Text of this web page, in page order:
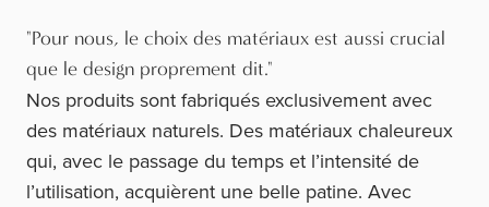
"Pour nous, le choix des matériaux est aussi crucial
que le design proprement dit."
Nos produits sont fabriqués exclusivement avec
des matériaux naturels. Des matériaux chaleureux
qui, avec le passage du temps et l’intensité de
l’utilisation, acquièrent une belle patine. Avec